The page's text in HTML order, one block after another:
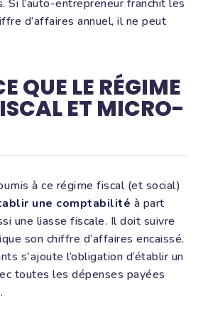
Si l’auto-entrepreneur franchit les
d’affaires annuel, il ne peut
QUE LE RÉGIME
ET MICRO-
à ce régime fiscal (et social)
une comptabilité à part
une liasse fiscale. Il doit suivre
son chiffre d’affaires encaissé.
s'ajoute l’obligation d’établir un
toutes les dépenses payées